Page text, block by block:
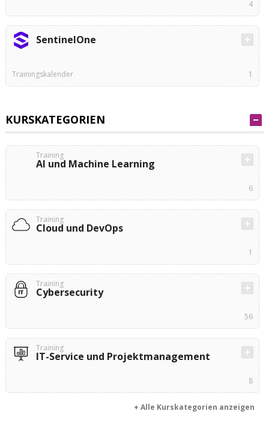
4
SentinelOne
Trainingskalender 1
KURSKATEGORIEN
Training
AI und Machine Learning
6
Training
Cloud und DevOps
1
Training
Cybersecurity
56
Training
IT-Service und Projektmanagement
8
+ Alle Kurskategorien anzeigen